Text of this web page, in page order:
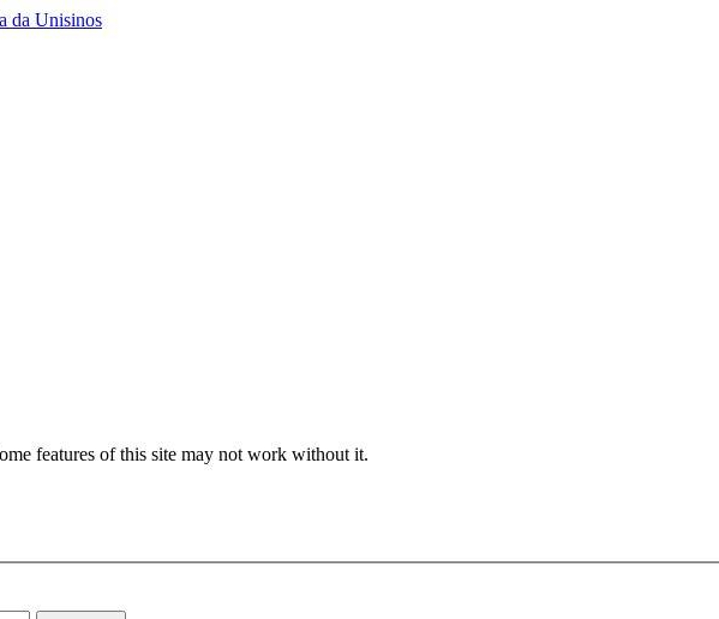
da Unisinos
features of this site may not work without it.